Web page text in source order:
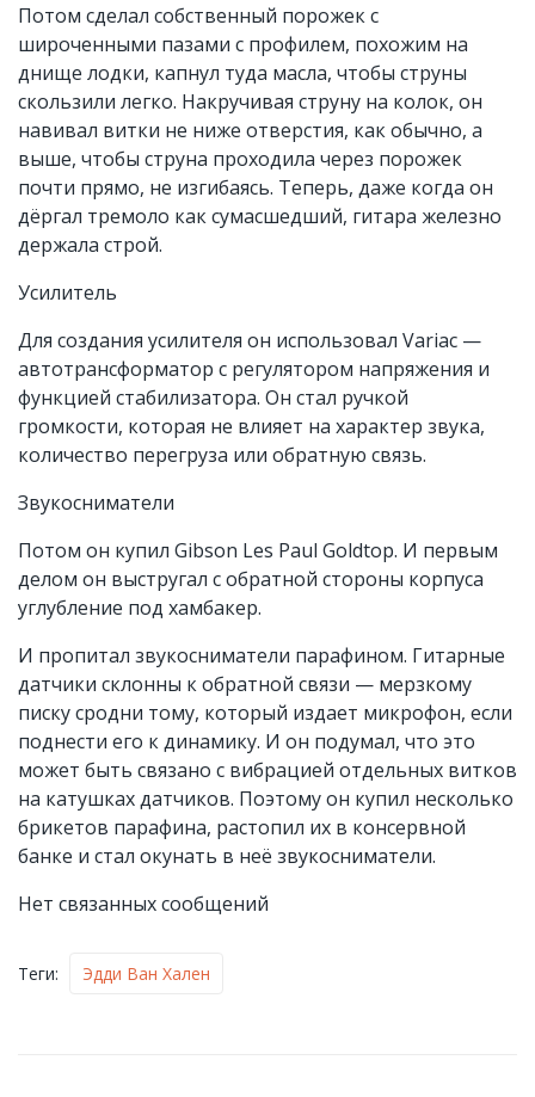
Потом сделал собственный порожек с
широченными пазами с профилем, похожим на
днище лодки, капнул туда масла, чтобы струны
скользили легко. Накручивая струну на колок, он
навивал витки не ниже отверстия, как обычно, а
выше, чтобы струна проходила через порожек
почти прямо, не изгибаясь. Теперь, даже когда он
дёргал тремоло как сумасшедший, гитара железно
держала строй.
Усилитель
Для создания усилителя он использовал Variac —
автотрансформатор с регулятором напряжения и
функцией стабилизатора. Он стал ручкой
громкости, которая не влияет на характер звука,
количество перегруза или обратную связь.
Звукосниматели
Потом он купил Gibson Les Paul Goldtop. И первым
делом он выстругал с обратной стороны корпуса
углубление под хамбакер.
И пропитал звукосниматели парафином. Гитарные
датчики склонны к обратной связи — мерзкому
писку сродни тому, который издает микрофон, если
поднести его к динамику. И он подумал, что это
может быть связано с вибрацией отдельных витков
на катушках датчиков. Поэтому он купил несколько
брикетов парафина, растопил их в консервной
банке и стал окунать в неё звукосниматели.
Нет связанных сообщений
Теги: Эдди Ван Хален